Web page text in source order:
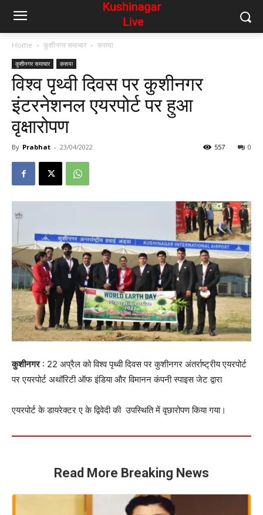
Home कुशीनगर समाचार कसया
कुशीनगर समाचार कसया
विश्व पृथ्वी दिवस पर कुशीनगर
इंटरनेशनल एयरपोर्ट पर हुआ
वृक्षारोपण
By Prabhat - 23/04/2022 0
557
कुशीनगर: 22 अप्रैल को विश्व पृथ्वी दिवस पर कुशीनगर अंतर्राष्ट्रीय एयरपोर्ट
पर एयरपोर्ट अथॉरिटी ऑफ इंडिया और विमानन कंपनी स्पाइस जेट द्वारा
एयरपोर्ट के डायरेक्टर ए के द्विवेदी की उपस्थिति में वृछारोपण किया गया।
Read More Breaking News